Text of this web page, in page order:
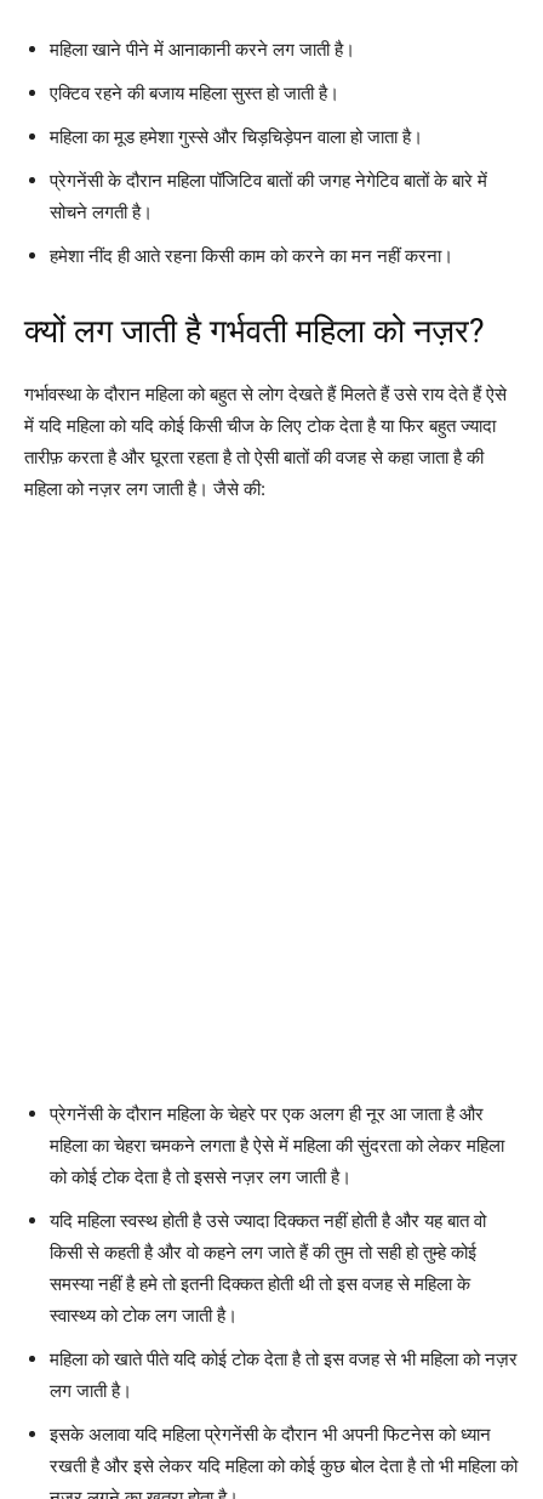
महिला खाने पीने में आनाकानी करने लग जाती है।
एक्टिव रहने की बजाय महिला सुस्त हो जाती है।
महिला का मूड हमेशा गुस्से और चिड़चिड़ेपन वाला हो जाता है।
प्रेगनेंसी के दौरान महिला पॉजिटिव बातों की जगह नेगेटिव बातों के बारे में
सोचने लगती है।
हमेशा नींद ही आते रहना किसी काम को करने का मन नहीं करना।
क्यों लग जाती है गर्भवती महिला को नज़र?
गर्भावस्था के दौरान महिला को बहुत से लोग देखते हैं मिलते हैं उसे राय देते हैं ऐसे
में यदि महिला को यदि कोई किसी चीज के लिए टोक देता है या फिर बहुत ज्यादा
तारीफ़ करता है और घूरता रहता है तो ऐसी बातों की वजह से कहा जाता है की
महिला को नज़र लग जाती है। जैसे की:
प्रेगनेंसी के दौरान महिला के चेहरे पर एक अलग ही नूर आ जाता है और
महिला का चेहरा चमकने लगता है ऐसे में महिला की सुंदरता को लेकर महिला
को कोई टोक देता है तो इससे नज़र लग जाती है।
यदि महिला स्वस्थ होती है उसे ज्यादा दिक्कत नहीं होती है और यह बात वो
किसी से कहती है और वो कहने लग जाते हैं की तुम तो सही हो तुम्हे कोई
समस्या नहीं है हमे तो इतनी दिक्कत होती थी तो इस वजह से महिला के
स्वास्थ्य को टोक लग जाती है।
महिला को खाते पीते यदि कोई टोक देता है तो इस वजह से भी महिला को नज़र
लग जाती है।
इसके अलावा यदि महिला प्रेगनेंसी के दौरान भी अपनी फिटनेस को ध्यान
रखती है और इसे लेकर यदि महिला को कोई कुछ बोल देता है तो भी महिला को